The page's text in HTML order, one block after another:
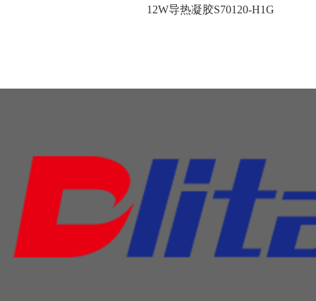
12W导热凝胶S70120-H1G